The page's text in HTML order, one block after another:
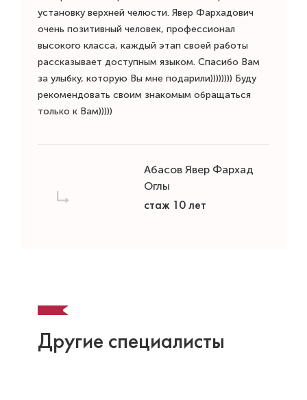
установку верхней челюсти. Явер Фархадович
очень позитивный человек, профессионал
высокого класса, каждый этап своей работы
рассказывает доступным языком. Спасибо Вам
за улыбку, которую Вы мне подарили)))))))) Буду
рекомендовать своим знакомым обращаться
только к Вам)))))
Абасов Явер Фархад
Оглы
стаж 10 лет
Другие специалисты